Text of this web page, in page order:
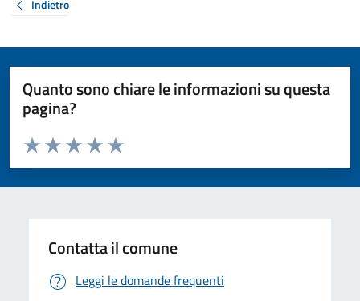
Indietro
Quanto sono chiare le informazioni su questa
pagina?
Valuta da 1 a 5 stelle la pagina
Valuta 5 stelle su 5
Valuta 4 stelle su 5
Valuta 3 stelle su 5
Valuta 2 stelle su 5
Valuta 1 stelle su 5
Contatta il comune
Leggi le domande frequenti